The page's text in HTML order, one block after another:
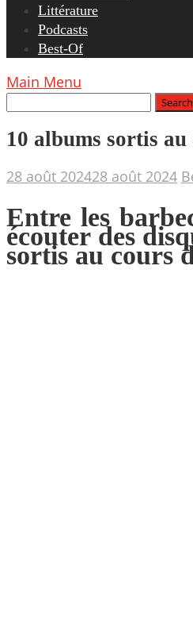
Littérature
Podcasts
Best-Of
Main Menu
10 albums sortis
28 août 202428 août 2024
Entre les
écouter des
sortis au cours